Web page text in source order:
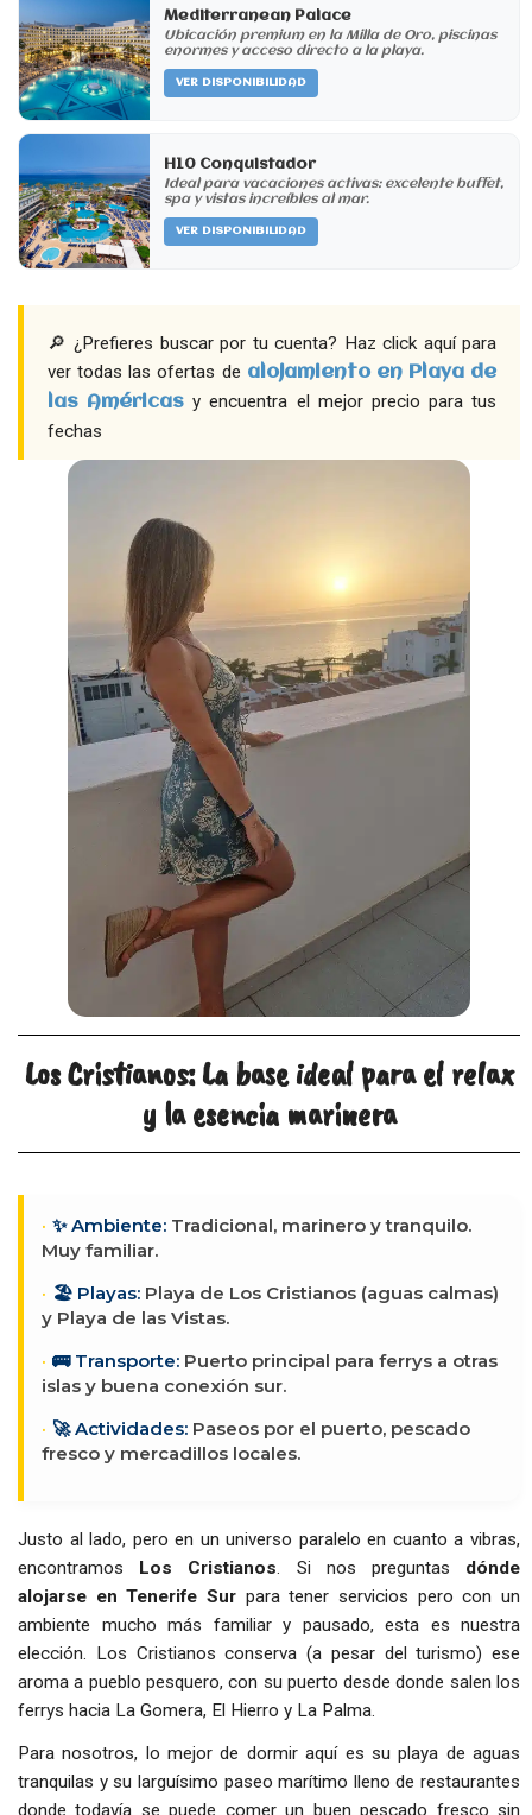
Mediterranean Palace
Ubicación premium en la Milla de Oro, piscinas
enormes y acceso directo a la playa.
VER DISPONIBILIDAD
H10 Conquistador
Ideal para vacaciones activas: excelente buffet,
spa y vistas increíbles al mar.
VER DISPONIBILIDAD
🔎 ¿Prefieres buscar por tu cuenta? Haz click aquí para
ver todas las ofertas de alojamiento en Playa de
las Américas y encuentra el mejor precio para tus
fechas
Los Cristianos: La base ideal para el relax
y la esencia marinera
✨ Ambiente: Tradicional, marinero y tranquilo.
Muy familiar.
🏖️ Playas: Playa de Los Cristianos (aguas calmas)
y Playa de las Vistas.
🚌 Transporte: Puerto principal para ferrys a otras
islas y buena conexión sur.
🚀 Actividades: Paseos por el puerto, pescado
fresco y mercadillos locales.
Justo al lado, pero en un universo paralelo en cuanto a vibras,
encontramos Los Cristianos . Si nos preguntas dónde
alojarse en Tenerife Sur para tener servicios pero con un
ambiente mucho más familiar y pausado, esta es nuestra
elección. Los Cristianos conserva (a pesar del turismo) ese
aroma a pueblo pesquero, con su puerto desde donde salen los
ferrys hacia La Gomera, El Hierro y La Palma.
Para nosotros, lo mejor de dormir aquí es su playa de aguas
tranquilas y su larguísimo paseo marítimo lleno de restaurantes
donde todavía se puede comer un buen pescado fresco sin